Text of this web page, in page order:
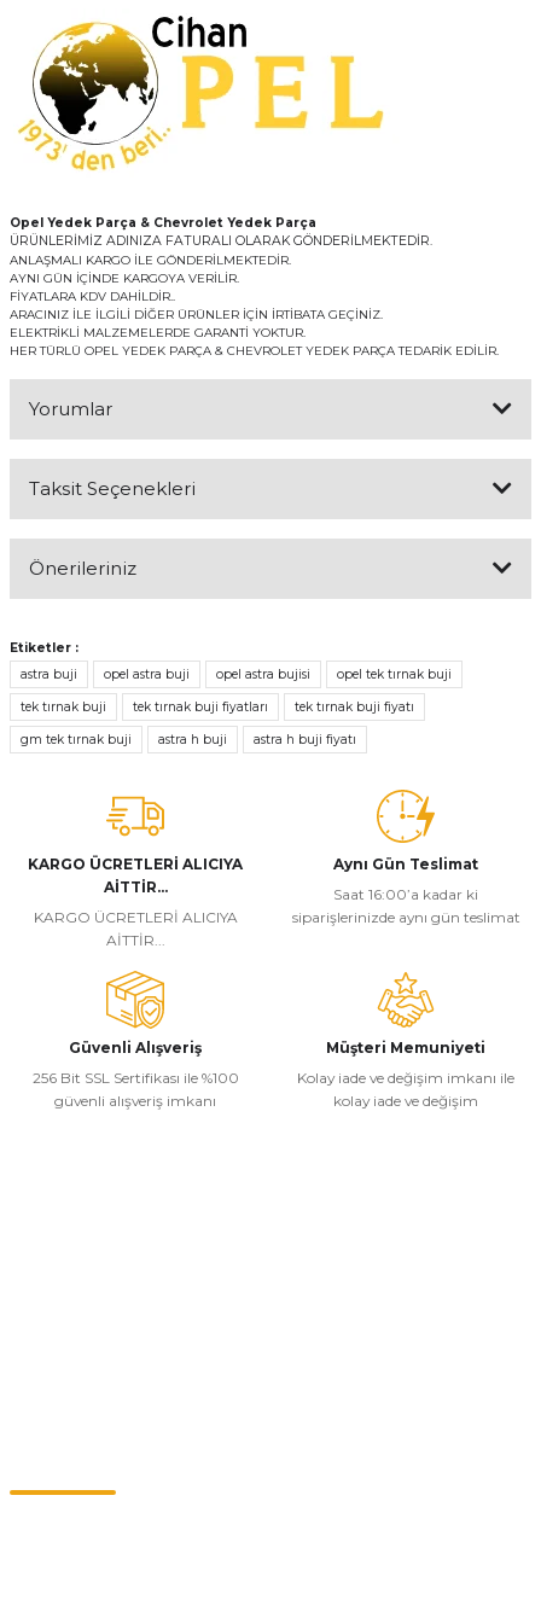
Opel Yedek Parça & Chevrolet Yedek Parça
ÜRÜNLERİMİZ ADINIZA FATURALI OLARAK GÖNDERİLMEKTEDİR.
ANLAŞMALI KARGO İLE GÖNDERİLMEKTEDİR.
AYNI GÜN İÇİNDE KARGOYA VERİLİR.
FİYATLARA KDV DAHİLDİR..
ARACINIZ İLE İLGİLİ DİĞER ÜRÜNLER İÇİN İRTİBATA GEÇİNİZ.
ELEKTRİKLİ MALZEMELERDE GARANTİ YOKTUR.
HER TÜRLÜ OPEL YEDEK PARÇA & CHEVROLET YEDEK PARÇA TEDARİK EDİLİR.
Yorumlar
Taksit Seçenekleri
Önerileriniz
konularda yetersiz gördüğünüz noktaları öneri formunu kullanarak
tarafımıza iletebilirsiniz.
Görüş ve önerileriniz için teşekkür ederiz.
Ürün resmi kalitesiz, bozuk veya görüntülenemiyor.
Ürün bilgilerinde hatalar bulunuyor.
Ürün fiyatı diğer sitelerden daha pahalı.
Bu ürüne benzer farklı alternatifler olmalı.
Etiketler :
astra buji
opel astra buji opel astra bujisi opel tek tırnak buji
tek tırnak buji tek tırnak buji fiyatları tek tırnak buji fiyatı
gm tek tırnak buji astra h buji astra h buji fiyatı
KARGO ÜCRETLERİ ALICIYA
AİTTİR...
KARGO ÜCRETLERİ ALICIYA
AİTTİR...
Aynı Gün Teslimat
Saat 16:00’a kadar ki
siparişlerinizde aynı gün teslimat
Güvenli Alışveriş
256 Bit SSL Sertifikası ile %100
güvenli alışveriş imkanı
Müşteri Memuniyeti
Kolay iade ve değişim imkanı ile
kolay iade ve değişim